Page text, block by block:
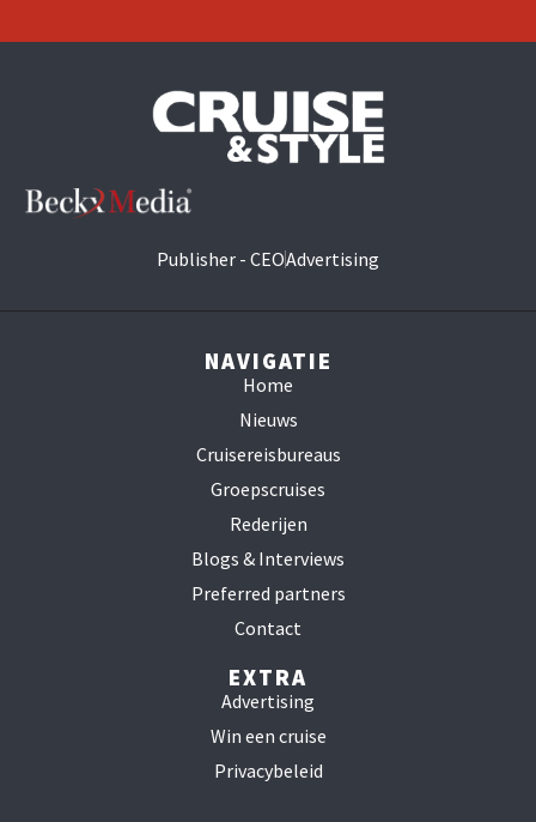
Publisher - CEOAdvertising
NAVIGATIE
Home
Nieuws
Cruisereisbureaus
Groepscruises
Rederijen
Blogs & Interviews
Preferred partners
Contact
EXTRA
Advertising
Win een cruise
Privacybeleid